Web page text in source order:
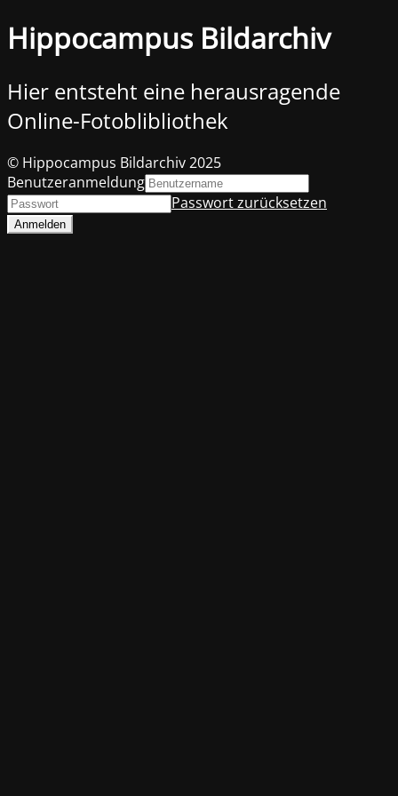
Hippocampus Bildarchiv
Hier entsteht eine herausragende
Online-Fotoblibliothek
© Hippocampus Bildarchiv 2025
Benutzeranmeldung
Passwort zurücksetzen